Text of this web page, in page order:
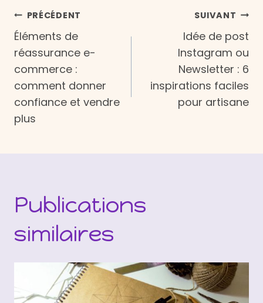
Navigation
de
l’article
PRÉCÉDENT
Éléments de
réassurance e-
commerce :
comment donner
confiance et vendre
plus
SUIVANT
Idée de post
Instagram ou
Newsletter : 6
inspirations faciles
pour artisane
Publications
similaires